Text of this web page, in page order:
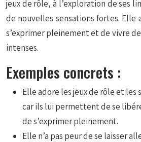
jeux de rôle, à l’exploration de ses
de nouvelles sensations fortes. Elle
s’exprimer pleinement et de vivre
intenses.
Exemples concrets :
Elle adore les jeux de rôle et
car ils lui permettent de se
de s’exprimer pleinement.
Elle n’a pas peur de se laisser